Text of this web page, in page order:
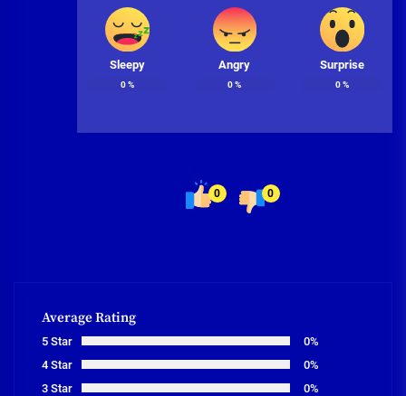
Sleepy
0%
Angry
0%
Surprise
0%
0 0
Average Rating
5 Star
0%
4 Star
0%
3 Star
0%